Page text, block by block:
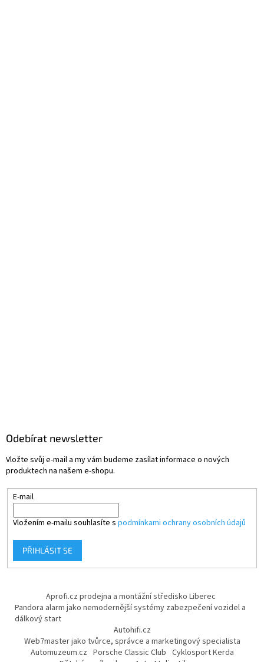
Odebírat newsletter
Vložte svůj e-mail a my vám budeme zasílat informace o nových
produktech na našem e-shopu.
E-mail
Vložením e-mailu souhlasíte s podmínkami ochrany osobních údajů
PŘIHLÁSIT SE
Aprofi.cz prodejna a montážní středisko Liberec
Pandora alarm jako nemodernější systémy zabezpečení vozidel a
dálkový start
Autohifi.cz
Web7master jako tvůrce, správce a marketingový specialista
Automuzeum.cz Porsche Classic Club Cyklosport Kerda